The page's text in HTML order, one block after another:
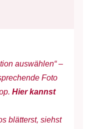
auswählen“ –
Foto
Hier kannst
blätterst, siehst